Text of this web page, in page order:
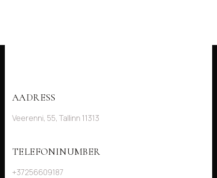
AADRESS
Veerenni, 55, Tallinn 11313
TELEFONINUMBER
+37256609187